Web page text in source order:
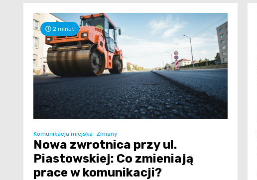
2 minut
Komunikacja miejska Zmiany
Nowa zwrotnica przy ul.
Piastowskiej: Co zmieniają
prace w komunikacji?